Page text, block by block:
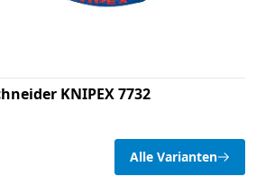
KNIPEX 7732
Alle Varianten